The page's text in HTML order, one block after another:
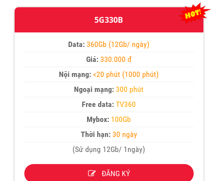
5G330B
Data: 360Gb (12Gb/ ngày)
Giá:330.000 đ
Nội mạng: <20 phút (1000 phút)
Ngoại mạng: 300 phút
Free data: TV360
Mybox: 100Gb
Thời hạn:30 ngày
(Sử dụng 12Gb/ 1ngày)
ĐĂNG KÝ